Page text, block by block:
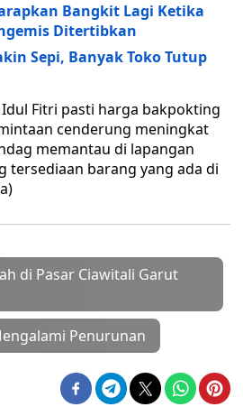
Bangkit Lagi Ketika
Ditertibkan
Sepi, Banyak Toko Tutup
Idul Fitri pasti harga bakpokting
cenderung meningkat
memantau di lapangan
tersediaan barang yang ada di
di Pasar Ciawitali Garut
Penurunan